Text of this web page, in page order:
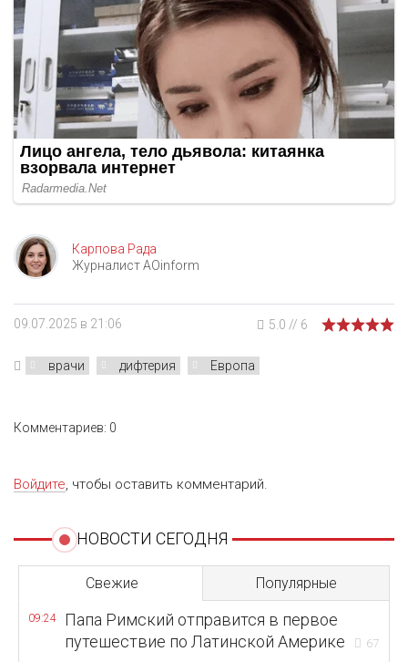
Карпова Рада
Журналист AOinform
09.07.2025 в 21:06 5.0 // 6
врачи дифтерия Европа
Комментариев: 0
Войдите, чтобы оставить комментарий.
НОВОСТИ СЕГОДНЯ
Свежие Популярные
09:24
Папа Римский отправится в первое
путешествие по Латинской Америке
67